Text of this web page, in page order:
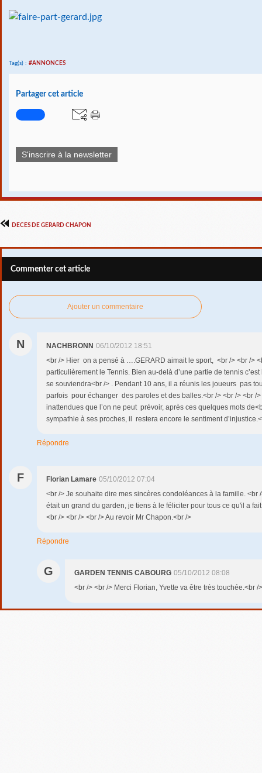
Tag(s) : #ANNONCES
Partager cet article
S'inscrire à la newsletter
DECES DE GERARD CHAPON
Commenter cet article
Ajouter un commentaire
N NACHBRONN 06/10/2012 18:51
<br /> Hier on a pensé à ….GERARD aimait le sport, <br /> <br />
particulièrement le Tennis. Bien au-delà d’une partie de tennis c’est
se souviendra<br /> . Pendant 10 ans, il a réunis les joueurs pas
parfois pour échanger des paroles et des balles.<br /> <br /> <br /
inattendues que l’on ne peut prévoir, après ces quelques mots
sympathie à ses proches, il restera encore le sentiment
Répondre
F Florian Lamare 05/10/2012 07:04
<br /> Je souhaite dire mes sincères condoléances à la famille. <br
était un grand du garden, je tiens à le féliciter pour tous ce qu'il a
<br /> <br /> <br /> Au revoir Mr Chapon.<br />
Répondre
G GARDEN TENNIS CABOURG 05/10/2012 08:08
<br /> <br /> Merci Florian, Yvette va être très touchée.<br /